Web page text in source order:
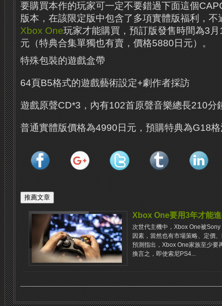
要購買本作的玩家可一定不要錯過下面這個
版本，在該限定版中包含了多項實體版福利，不
Xbox One玩家才能購買，預訂版發售時間為3
元（特典合集單獨也有賣，價格5880日元）。
特殊包裝的遊戲盒帶
64頁B5格式的遊戲藝術設定+劇作者採訪
遊戲原聲CD*3，內有102首​​原聲音樂總長210分
普通實體版價格為4990日元，預購特典為G18
Xbox One要用3年才能
次世代主機中，Xbox One被
因素，當然也有市場策略、定價
預測指出，Xbox One家族至少要
換言之，即使索尼PS4...